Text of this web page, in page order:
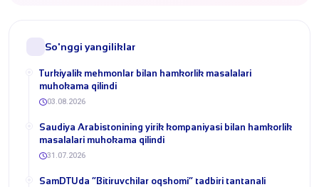
So'nggi yangiliklar
Turkiyalik mehmonlar bilan hamkorlik masalalari
muhokama qilindi
03.08.2026
​Saudiya Arabistonining yirik kompaniyasi bilan hamkorlik
masalalari muhokama qilindi
31.07.2026
​SamDTUda “Bitiruvchilar oqshomi” tadbiri tantanali